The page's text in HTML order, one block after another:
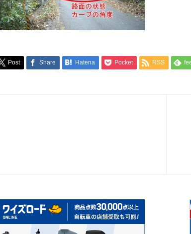
Post Share Hatena Pocket RSS